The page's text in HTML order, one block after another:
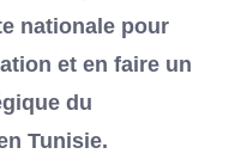
nationale pour
et en faire un
du
Tunisie.